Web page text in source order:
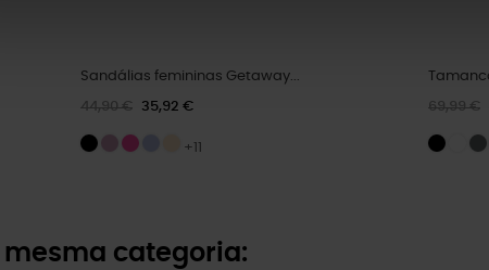
Sandálias femininas Getaway...
44,90 € 35,92 €
+11
69,99 €
categoria: